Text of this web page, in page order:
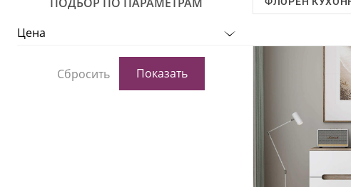
ПОДБОР ПО ПАРАМЕТРАМ
Цена